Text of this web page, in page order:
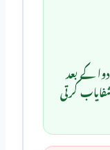
کے بعد
کرتی